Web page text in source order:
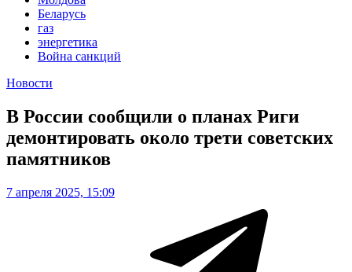
Беларусь
газ
энергетика
Война санкций
Новости
В России сообщили о планах Риги
демонтировать около трети советских
памятников
7 апреля 2025, 15:09